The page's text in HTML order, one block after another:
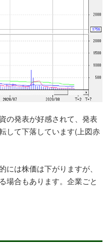
の発表が好感されて、発表
して下落しています(上図赤
は株価は下がりますが、
場合もあります。企業ごと